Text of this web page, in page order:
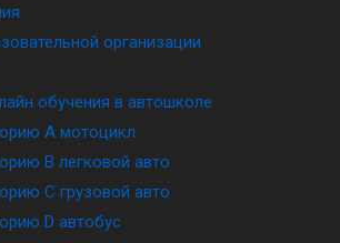
организации
обучения в автошколе
A мотоцикл
B легковой авто
C грузовой авто
D автобус